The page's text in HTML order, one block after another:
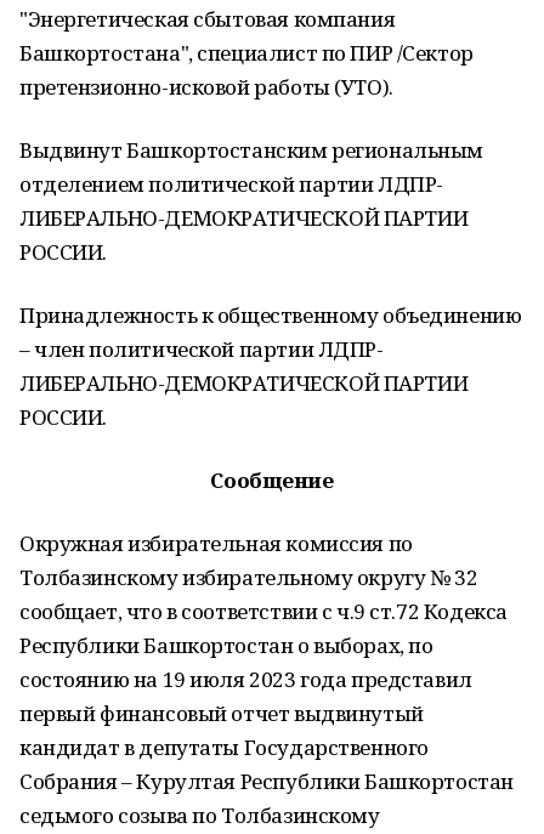
"Энергетическая сбытовая компания
Башкортостана", специалист по ПИР /Сектор
претензионно-исковой работы (УТО).
Выдвинут Башкортостанским региональным
отделением политической партии ЛДПР-
ЛИБЕРАЛЬНО-ДЕМОКРАТИЧЕСКОЙ ПАРТИИ
РОССИИ.
Принадлежность к общественному объединению
– член политической партии ЛДПР-
ЛИБЕРАЛЬНО-ДЕМОКРАТИЧЕСКОЙ ПАРТИИ
РОССИИ.
Сообщение
Окружная избирательная комиссия по
Толбазинскому избирательному округу № 32
сообщает, что в соответствии с ч.9 ст.72 Кодекса
Республики Башкортостан о выборах, по
состоянию на 19 июля 2023 года представил
первый финансовый отчет выдвинутый
кандидат в депутаты Государственного
Собрания – Курултая Республики Башкортостан
седьмого созыва по Толбазинскому